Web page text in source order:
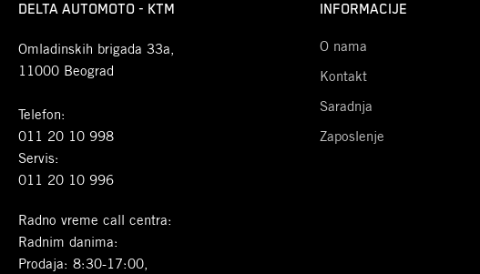
DELTA AUTOMOTO - KTM
Omladinskih brigada 33a,
11000 Beograd
Telefon:
011 20 10 998
Servis:
011 20 10 996
Radno vreme call centra:
Radnim danima:
Prodaja: 8:30-17:00,
INFORMACIJE
O nama
Kontakt
Saradnja
Zaposlenje